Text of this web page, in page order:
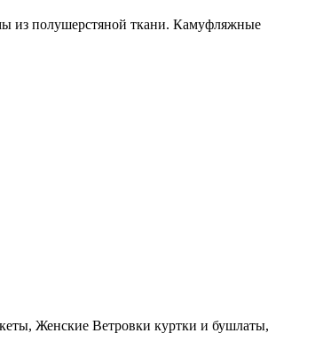
из полушерстяной ткани. Камуфляжные
Женские Ветровки куртки и бушлаты,